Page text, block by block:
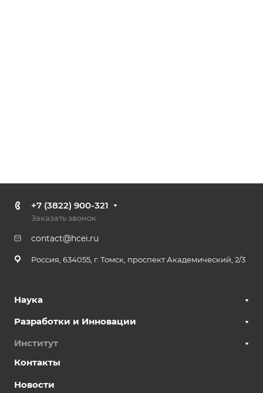
+7 (3822) 900-321
Заказать звонок
contact@hcei.ru
Россия, 634055, г. Томск, проспект Академический, 2/3
Наука
Разработки и Инновации
Институт
Контакты
Новости